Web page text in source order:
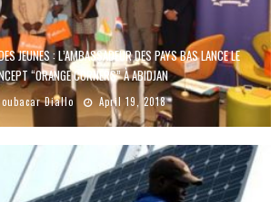
JEUNES : L’AMBASSADEUR DES PAYS BAS LANCE LE
“ORANGE CORNERS” À ABIDJAN
Diallo April 19, 2018